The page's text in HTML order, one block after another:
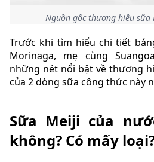
Nguồn gốc thương hiệu
Trước khi tìm hiểu chi tiết
Morinaga, mẹ cùng
những nét nổi bật về thương
của 2 dòng sữa công thức này
Sữa Meiji của
không? Có mấy